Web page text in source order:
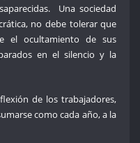
Una sociedad
no debe tolerar que
el ocultamiento de sus
en el silencio y la
de los trabajadores,
como cada año, a la